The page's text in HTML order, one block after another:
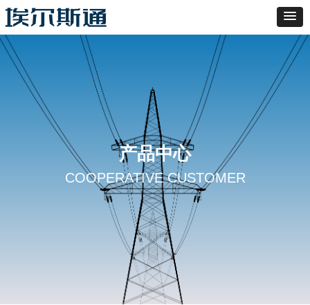
产品中心
COOPERATIVE CUSTOMER